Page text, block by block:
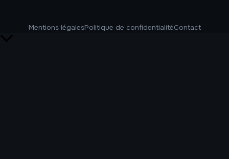
Mentions légalesPolitique de confidentialitéContact